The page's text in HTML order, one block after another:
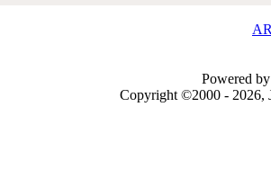
Powered
Copyright ©2000 - 2026,